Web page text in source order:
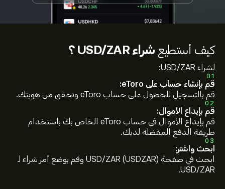
كيف أستطيع شراء USD/ZAR ؟
لشراء USD/ZAR:
01
قم بإنشاء حساب على eToro:
قم بالتسجيل للحصول على حساب eToro وتحقق من هويتك.
02
قم بإيداع الأموال:
قم بإيداع الأموال في حساب eToro الخاص بك باستخدام
طريقة الدفع المفضلة لديك.
03
ابحث واشترِ:
ابحث في صفحة USD/ZAR (USDZAR) وقم بوضع أمر شراء لـ
USD/ZAR.